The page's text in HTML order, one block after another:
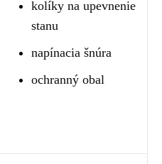
kolíky na upevnenie
stanu
napínacia šnúra
ochranný obal